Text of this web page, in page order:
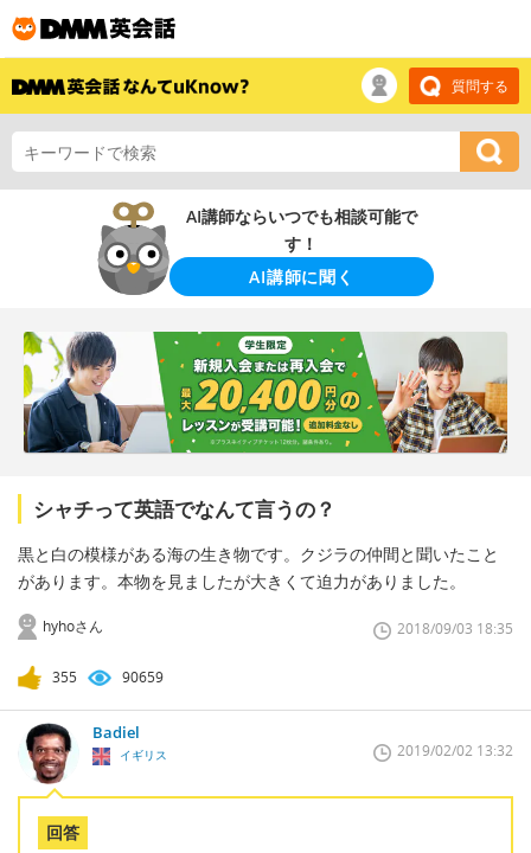
質問する
AI講師ならいつでも相談可能で
す！
AI講師に聞く
シャチって英語でなんて言うの？
黒と白の模様がある海の生き物です。クジラの仲間と聞いたこと
があります。本物を見ましたが大きくて迫力がありました。
hyhoさん 2018/09/03 18:35
355 90659
Badiel
イギリス 2019/02/02 13:32
回答